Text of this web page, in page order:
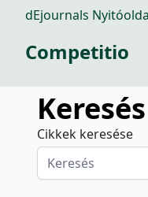
dEjournals
Competitio
Keresés
Cikkek keresése